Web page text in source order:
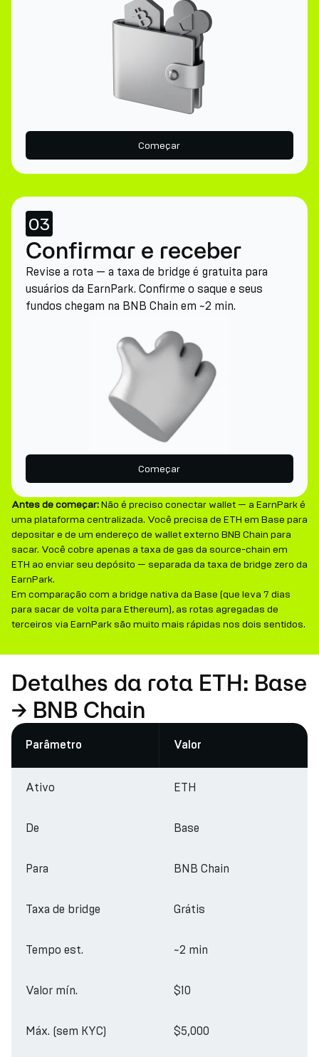
Começar
03
Confirmar e receber
Revise a rota — a taxa de bridge é gratuita para
usuários da EarnPark. Confirme o saque e seus
fundos chegam na BNB Chain em ~2 min.
Começar
Antes de começar:Não é preciso conectar wallet — a EarnPark é
uma plataforma centralizada. Você precisa de ETH em Base para
depositar e de um endereço de wallet externo BNB Chain para
sacar. Você cobre apenas a taxa de gas da source-chain em
ETH ao enviar seu depósito — separada da taxa de bridge zero da
EarnPark.
Em comparação com a bridge nativa da Base (que leva 7 dias
para sacar de volta para Ethereum), as rotas agregadas de
terceiros via EarnPark são muito mais rápidas nos dois sentidos.
Detalhes da rota ETH: Base
→ BNB Chain
Parâmetro Valor
Ativo ETH
De Base
Para BNB Chain
Taxa de bridge Grátis
Tempo est. ~2 min
Valor mín. $10
Máx. (sem KYC) $5,000